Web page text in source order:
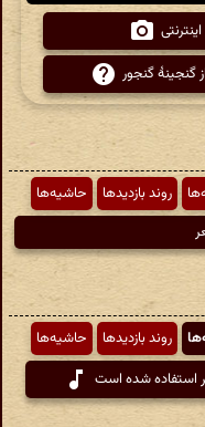
گنجینهٔ گنجور
روند بازدیدها
حاشیه‌ها
روند بازدیدها
حاشیه‌ها
استفاده شده است